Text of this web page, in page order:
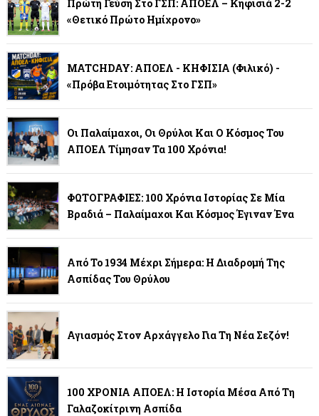
Πρώτη Γεύση Στο ΓΣΠ: ΑΠΟΕΛ – Κηφισιά 2-2
«Θετικό Πρώτο Ημίχρονο»
MATCHDAY: ΑΠΟΕΛ - ΚΗΦΙΣΙΑ (φιλικό) -
«Πρόβα Ετοιμότητας Στο ΓΣΠ»
Οι Παλαίμαχοι, Οι Θρύλοι Και Ο Κόσμος Του
ΑΠΟΕΛ Τίμησαν Τα 100 Χρόνια!
ΦΩΤΟΓΡΑΦΙΕΣ: 100 Χρόνια Ιστορίας Σε Μία
Βραδιά – Παλαίμαχοι Και Κόσμος Έγιναν Ένα
Από Το 1934 Μέχρι Σήμερα: Η Διαδρομή Της
Ασπίδας Του Θρύλου
Αγιασμός Στον Αρχάγγελο Για Τη Νέα Σεζόν!
100 ΧΡΟΝΙΑ ΑΠΟΕΛ: Η Ιστορία Μέσα Από Τη
Γαλαζοκίτρινη Ασπίδα